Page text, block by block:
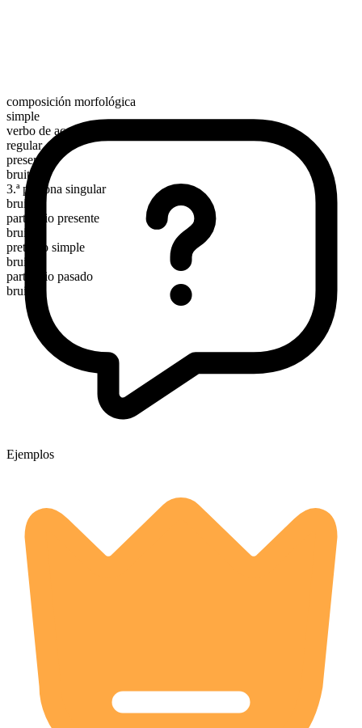
composición morfológica
simple
verbo de acción
regular
presente
bruit
3.ª persona singular
bruits
participio presente
bruiting
pretérito simple
bruited
participio pasado
bruited
Ejemplos